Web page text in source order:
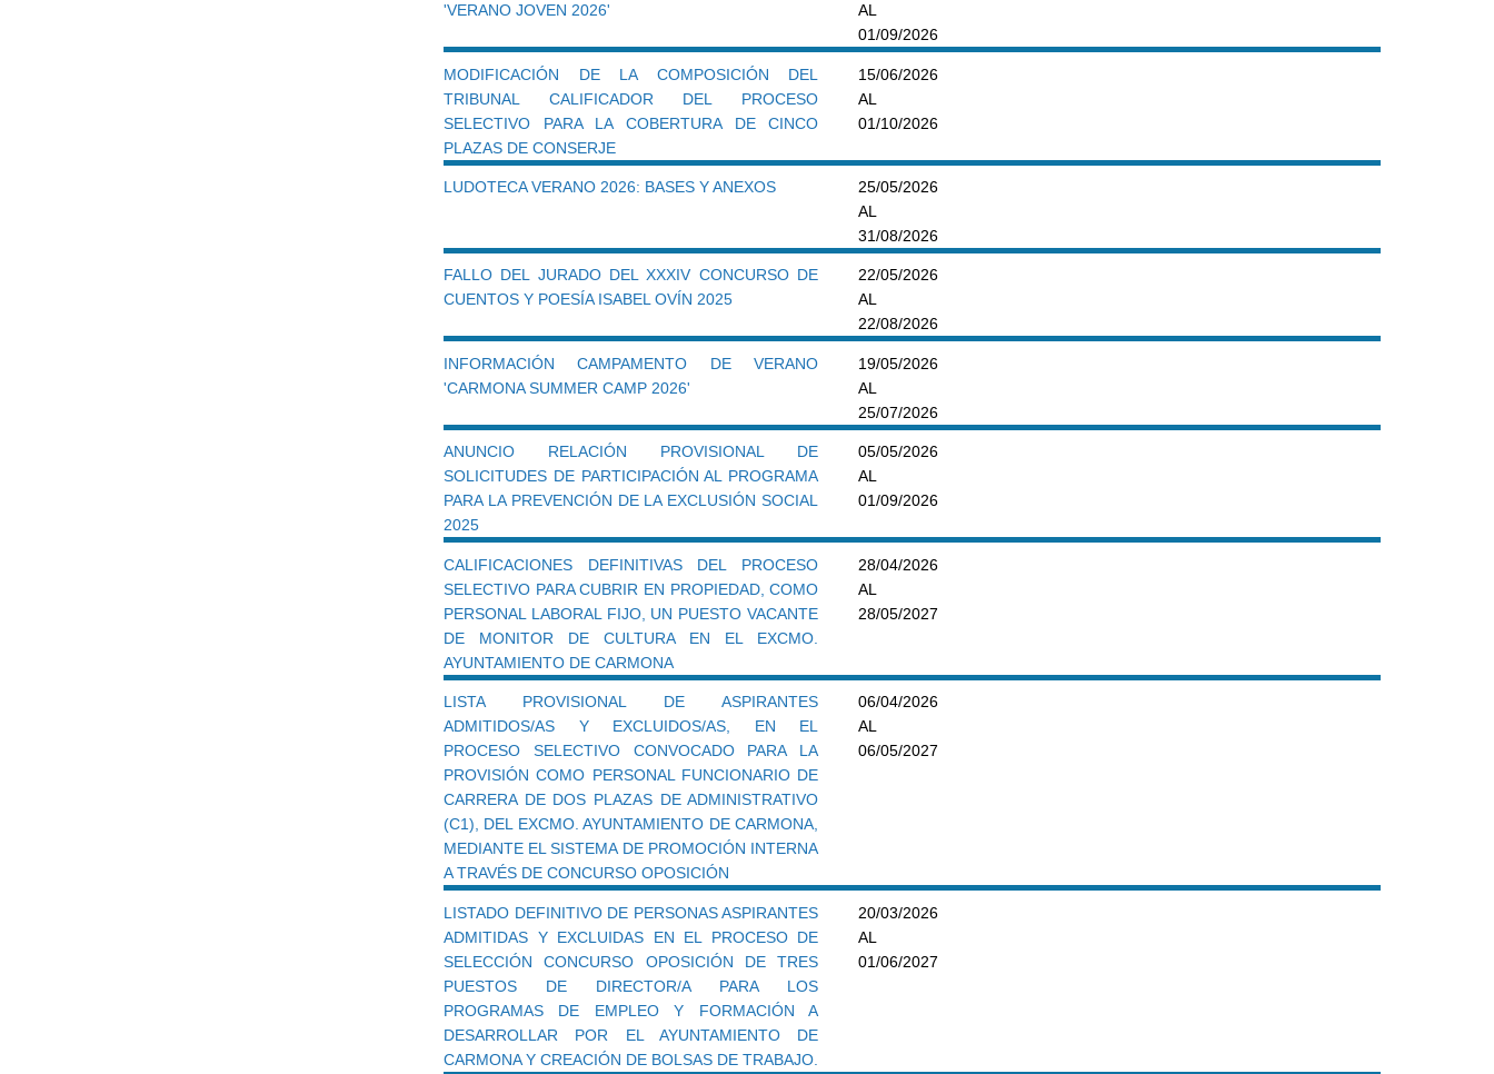
'VERANO JOVEN 2026'
AL
01/09/2026
MODIFICACIÓN DE LA COMPOSICIÓN DEL
TRIBUNAL CALIFICADOR DEL PROCESO
SELECTIVO PARA LA COBERTURA DE CINCO
PLAZAS DE CONSERJE
15/06/2026
AL
01/10/2026
LUDOTECA VERANO 2026: BASES Y ANEXOS
25/05/2026
AL
31/08/2026
FALLO DEL JURADO DEL XXXIV CONCURSO DE
CUENTOS Y POESÍA ISABEL OVÍN 2025
22/05/2026
AL
22/08/2026
INFORMACIÓN CAMPAMENTO DE VERANO
'CARMONA SUMMER CAMP 2026'
19/05/2026
AL
25/07/2026
ANUNCIO RELACIÓN PROVISIONAL DE
SOLICITUDES DE PARTICIPACIÓN AL PROGRAMA
PARA LA PREVENCIÓN DE LA EXCLUSIÓN SOCIAL
2025
05/05/2026
AL
01/09/2026
CALIFICACIONES DEFINITIVAS DEL PROCESO
SELECTIVO PARA CUBRIR EN PROPIEDAD, COMO
PERSONAL LABORAL FIJO, UN PUESTO VACANTE
DE MONITOR DE CULTURA EN EL EXCMO.
AYUNTAMIENTO DE CARMONA
28/04/2026
AL
28/05/2027
LISTA PROVISIONAL DE ASPIRANTES
ADMITIDOS/AS Y EXCLUIDOS/AS, EN EL
PROCESO SELECTIVO CONVOCADO PARA LA
PROVISIÓN COMO PERSONAL FUNCIONARIO DE
CARRERA DE DOS PLAZAS DE ADMINISTRATIVO
(C1), DEL EXCMO. AYUNTAMIENTO DE CARMONA,
MEDIANTE EL SISTEMA DE PROMOCIÓN INTERNA
A TRAVÉS DE CONCURSO OPOSICIÓN
06/04/2026
AL
06/05/2027
LISTADO DEFINITIVO DE PERSONAS ASPIRANTES
ADMITIDAS Y EXCLUIDAS EN EL PROCESO DE
SELECCIÓN CONCURSO OPOSICIÓN DE TRES
PUESTOS DE DIRECTOR/A PARA LOS
PROGRAMAS DE EMPLEO Y FORMACIÓN A
DESARROLLAR POR EL AYUNTAMIENTO DE
CARMONA Y CREACIÓN DE BOLSAS DE TRABAJO.
20/03/2026
AL
01/06/2027